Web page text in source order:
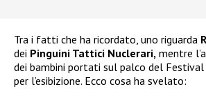
Tra i fatti che ha ricordato, uno riguarda
dei Pinguini Tattici Nuclerari, mentre
dei bambini portati sul palco del Festival
per l’esibizione. Ecco cosa ha svelato: